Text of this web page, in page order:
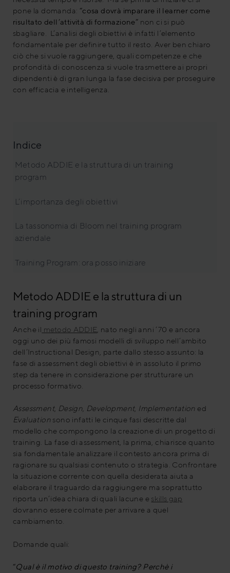
pone la domanda: “cosa dovrà imparare il learner come
risultato dell’attività di formazione” non ci si può
sbagliare. L’analisi degli obiettivi è infatti l’elemento
fondamentale per definire tutto il resto. Aver ben chiaro
ciò che si vuole raggiungere, quali competenze e che
profondità di conoscenza si vuole trasmettere ai propri
dipendenti è di gran lunga la fase decisiva per proseguire
con efficacia e intelligenza.
Indice
Metodo ADDIE e la struttura di un training
program
L’importanza degli obiettivi
La tassonomia di Bloom nel training program
aziendale
Training Program: ora posso iniziare
Metodo ADDIE e la struttura di un
training program
Anche il metodo ADDIE , nato negli anni ‘70 e ancora
oggi uno dei più famosi modelli di sviluppo nell’ambito
dell’Instructional Design, parte dallo stesso assunto: la
fase di assessment degli obiettivi è in assoluto il primo
step da tenere in considerazione per strutturare un
processo formativo.
Assessment, Design, Development, Implementation ed
Evaluation sono infatti le cinque fasi descritte dal
modello che compongono la creazione di un progetto di
training. La fase di assessment, la prima, chiarisce quanto
sia fondamentale analizzare il contesto ancora prima di
ragionare su qualsiasi contenuto o strategia. Confrontare
la situazione corrente con quella desiderata aiuta a
elaborare il traguardo da raggiungere ma soprattutto
riporta un’idea chiara di quali lacune e skills gap
dovranno essere colmate per arrivare a quel
cambiamento.
Domande quali:
“Qual è il motivo di questo training? Perchè i